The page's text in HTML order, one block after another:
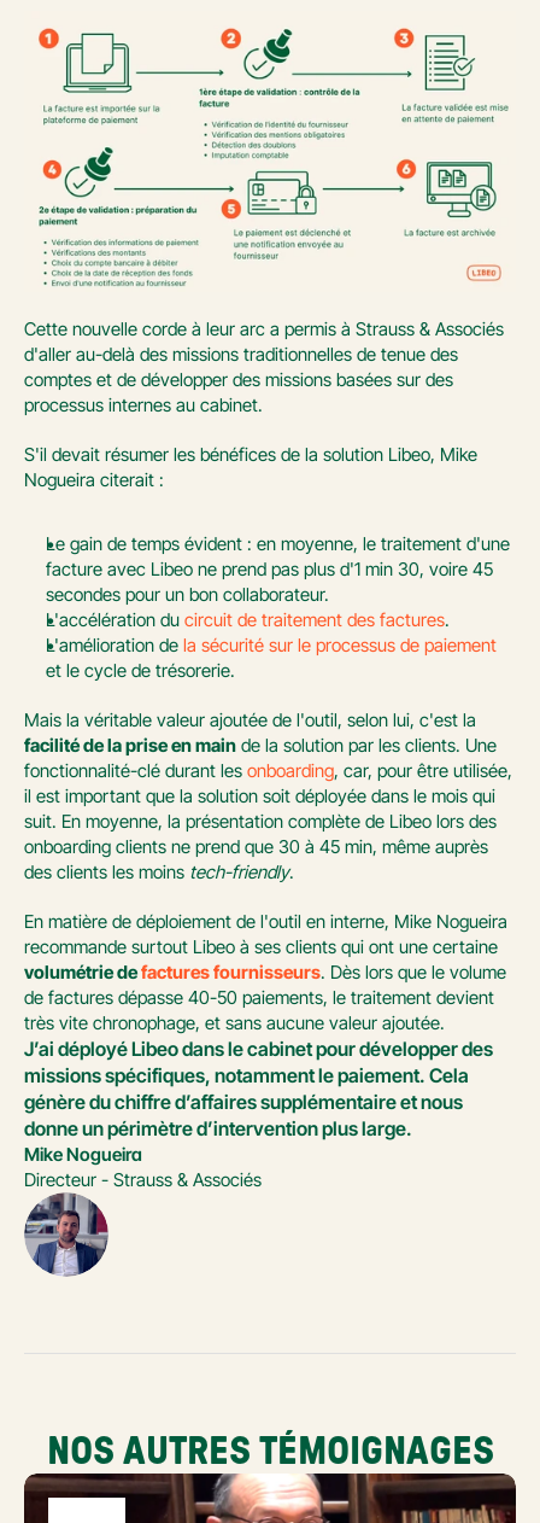
Cette nouvelle corde à leur arc a permis à Strauss & Associés
d'aller au-delà des missions traditionnelles de tenue des
comptes et de développer des missions basées sur des
processus internes au cabinet.
S'il devait résumer les bénéfices de la solution Libeo, Mike
Nogueira citerait :
Le gain de temps évident : en moyenne, le traitement d'une
facture avec Libeo ne prend pas plus d'1 min 30, voire 45
secondes pour un bon collaborateur.
L'accélération du circuit de traitement des factures.
L'amélioration de la sécurité sur le processus de paiement
et le cycle de trésorerie.
facilité de la prise en main de la solution par les clients. Une
fonctionnalité-clé durant les onboarding, car, pour être utilisée,
il est important que la solution soit déployée dans le mois qui
suit. En moyenne, la présentation complète de Libeo lors des
onboarding clients ne prend que 30 à 45 min, même auprès
des clients les moins tech-friendly.
En matière de déploiement de l'outil en interne, Mike Nogueira
volumétrie de factures fournisseurs. Dès lors que le volume
de factures dépasse 40-50 paiements, le traitement devient
très vite chronophage, et sans aucune valeur ajoutée.
J’ai déployé Libeo dans le cabinet pour développer des
missions spécifiques, notamment le paiement. Cela
génère du chiffre d’affaires supplémentaire et nous
donne un périmètre d’intervention plus large.
Mike Nogueira
Directeur - Strauss & Associés
NOS AUTRES TÉMOIGNAGES